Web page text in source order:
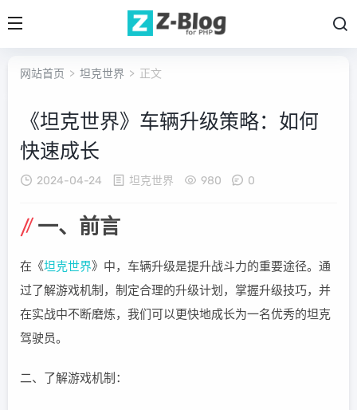
网站首页 > 坦克世界 > 正文
《坦克世界》车辆升级策略：如何
快速成长
2024-04-24 坦克世界 980 0
一、前言
在《坦克世界》中，车辆升级是提升战斗力的重要途径。通
过了解游戏机制，制定合理的升级计划，掌握升级技巧，并
在实战中不断磨炼，我们可以更快地成长为一名优秀的坦克
驾驶员。
二、了解游戏机制：